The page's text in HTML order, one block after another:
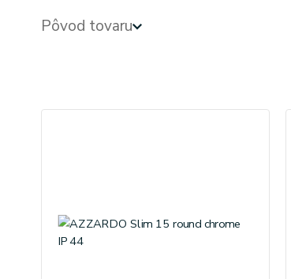
Pôvod tovaru